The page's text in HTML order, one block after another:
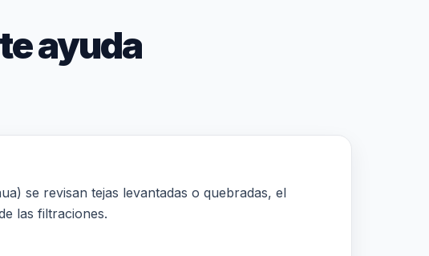
ayuda
se revisan tejas levantadas o quebradas, el
las filtraciones.